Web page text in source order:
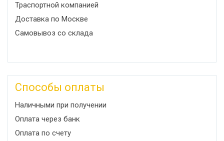
Траспортной компанией
Доставка по Москве
Самовывоз со склада
Способы оплаты
Наличными при получении
Оплата через банк
Оплата по счету